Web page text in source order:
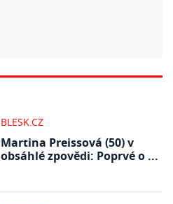
BLESK.CZ
Martina Preissová (50) v
obsáhlé zpovědi: Poprvé o ...